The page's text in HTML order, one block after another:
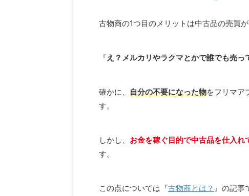
古物商の1つ目のメリットは中古品の売買が
『え？メルカリやラクマとかで誰でも売っ
確かに、 自分の不要になった物をフリマア
す。
しかし、 お金を稼ぐ目的で中古品を仕入
す。
この点については『古物商とは？ 』の記事